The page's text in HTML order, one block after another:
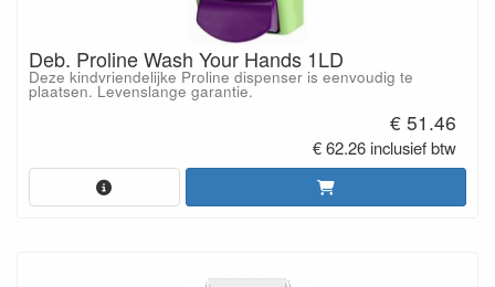
Deb. Proline Wash Your Hands 1LD
Deze kindvriendelijke Proline dispenser is eenvoudig te
plaatsen. Levenslange garantie.
€ 51.46
€ 62.26 inclusief btw